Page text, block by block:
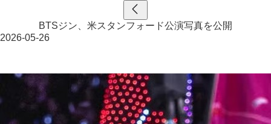
BTSジン、米スタンフォード公演写真を公開
2026-05-26